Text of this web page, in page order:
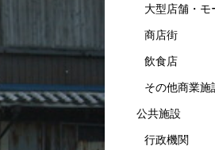
大型店舗・モ
商店街
飲食店
その他商業施
公共施設
行政機関